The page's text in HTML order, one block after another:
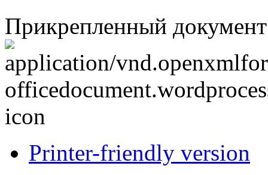
Прикрепленный
Printer-friendly version